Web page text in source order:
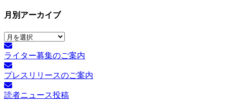
月別アーカイブ
月
別
ア
ー
カ
イ
ブ
ライター募集のご案内
プレスリリースのご案内
読者ニュース投稿